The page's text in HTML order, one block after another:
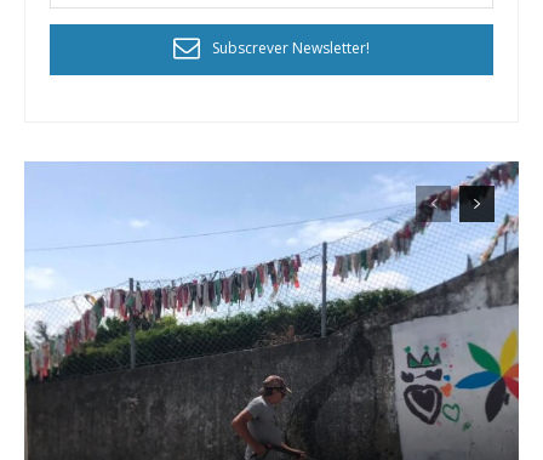
Subscrever Newsletter!